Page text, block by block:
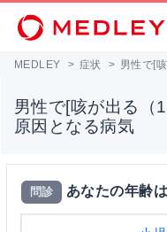
MEDLEY > 症状 > 男性で[
男性で[咳が出る（
原因となる病気
問診 あなたの年齢